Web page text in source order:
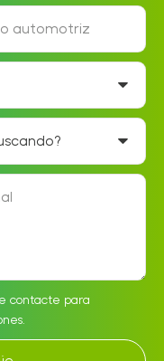
contacte para